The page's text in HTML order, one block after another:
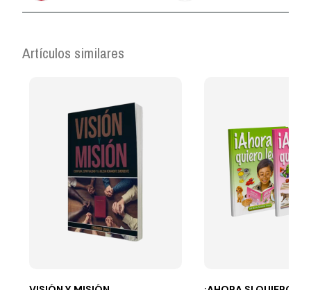
Artículos similares